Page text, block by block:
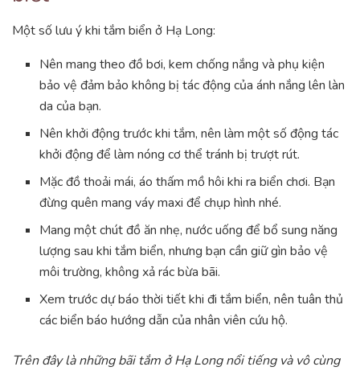
Một số lưu ý khi tắm biển ở Hạ Long:
Nên mang theo đồ bơi, kem chống nắng và phụ kiện
bảo vệ đảm bảo không bị tác động của ánh nắng lên làn
da của bạn.
Nên khởi động trước khi tắm, nên làm một số động tác
khởi động để làm nóng cơ thể tránh bị trượt rút.
Mặc đồ thoải mái, áo thấm mồ hôi khi ra biển chơi. Bạn
đừng quên mang váy maxi để chụp hình nhé.
Mang một chút đồ ăn nhẹ, nước uống để bổ sung năng
lượng sau khi tắm biển, nhưng bạn cần giữ gìn bảo vệ
môi trường, không xả rác bừa bãi.
Xem trước dự báo thời tiết khi đi tắm biển, nên tuân thủ
các biển báo hướng dẫn của nhân viên cứu hộ.
Trên đây là những bãi tắm ở Hạ Long nổi tiếng và vô cùng